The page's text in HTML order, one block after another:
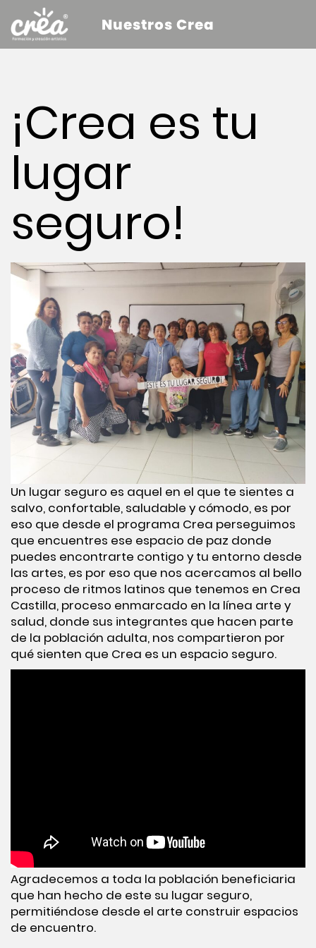
Nuestros Crea
¡Crea es tu
lugar
seguro!
Un lugar seguro es aquel en el que te sientes a
salvo, confortable, saludable y cómodo, es por
eso que desde el programa Crea perseguimos
que encuentres ese espacio de paz donde
puedes encontrarte contigo y tu entorno desde
las artes, es por eso que nos acercamos al bello
proceso de ritmos latinos que tenemos en Crea
Castilla, proceso enmarcado en la línea arte y
salud, donde sus integrantes que hacen parte
de la población adulta, nos compartieron por
qué sienten que Crea es un espacio seguro.
Agradecemos a toda la población beneficiaria
que han hecho de este su lugar seguro,
permitiéndose desde el arte construir espacios
de encuentro.